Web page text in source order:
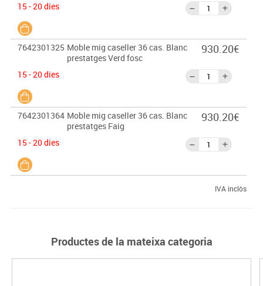
15 - 20 dies
7642301325 Moble mig caseller 36 cas. Blanc
prestatges Verd fosc
15 - 20 dies
930.20€
7642301364 Moble mig caseller 36 cas. Blanc
prestatges Faig
15 - 20 dies
930.20€
IVA inclòs
Productes de la mateixa categoria